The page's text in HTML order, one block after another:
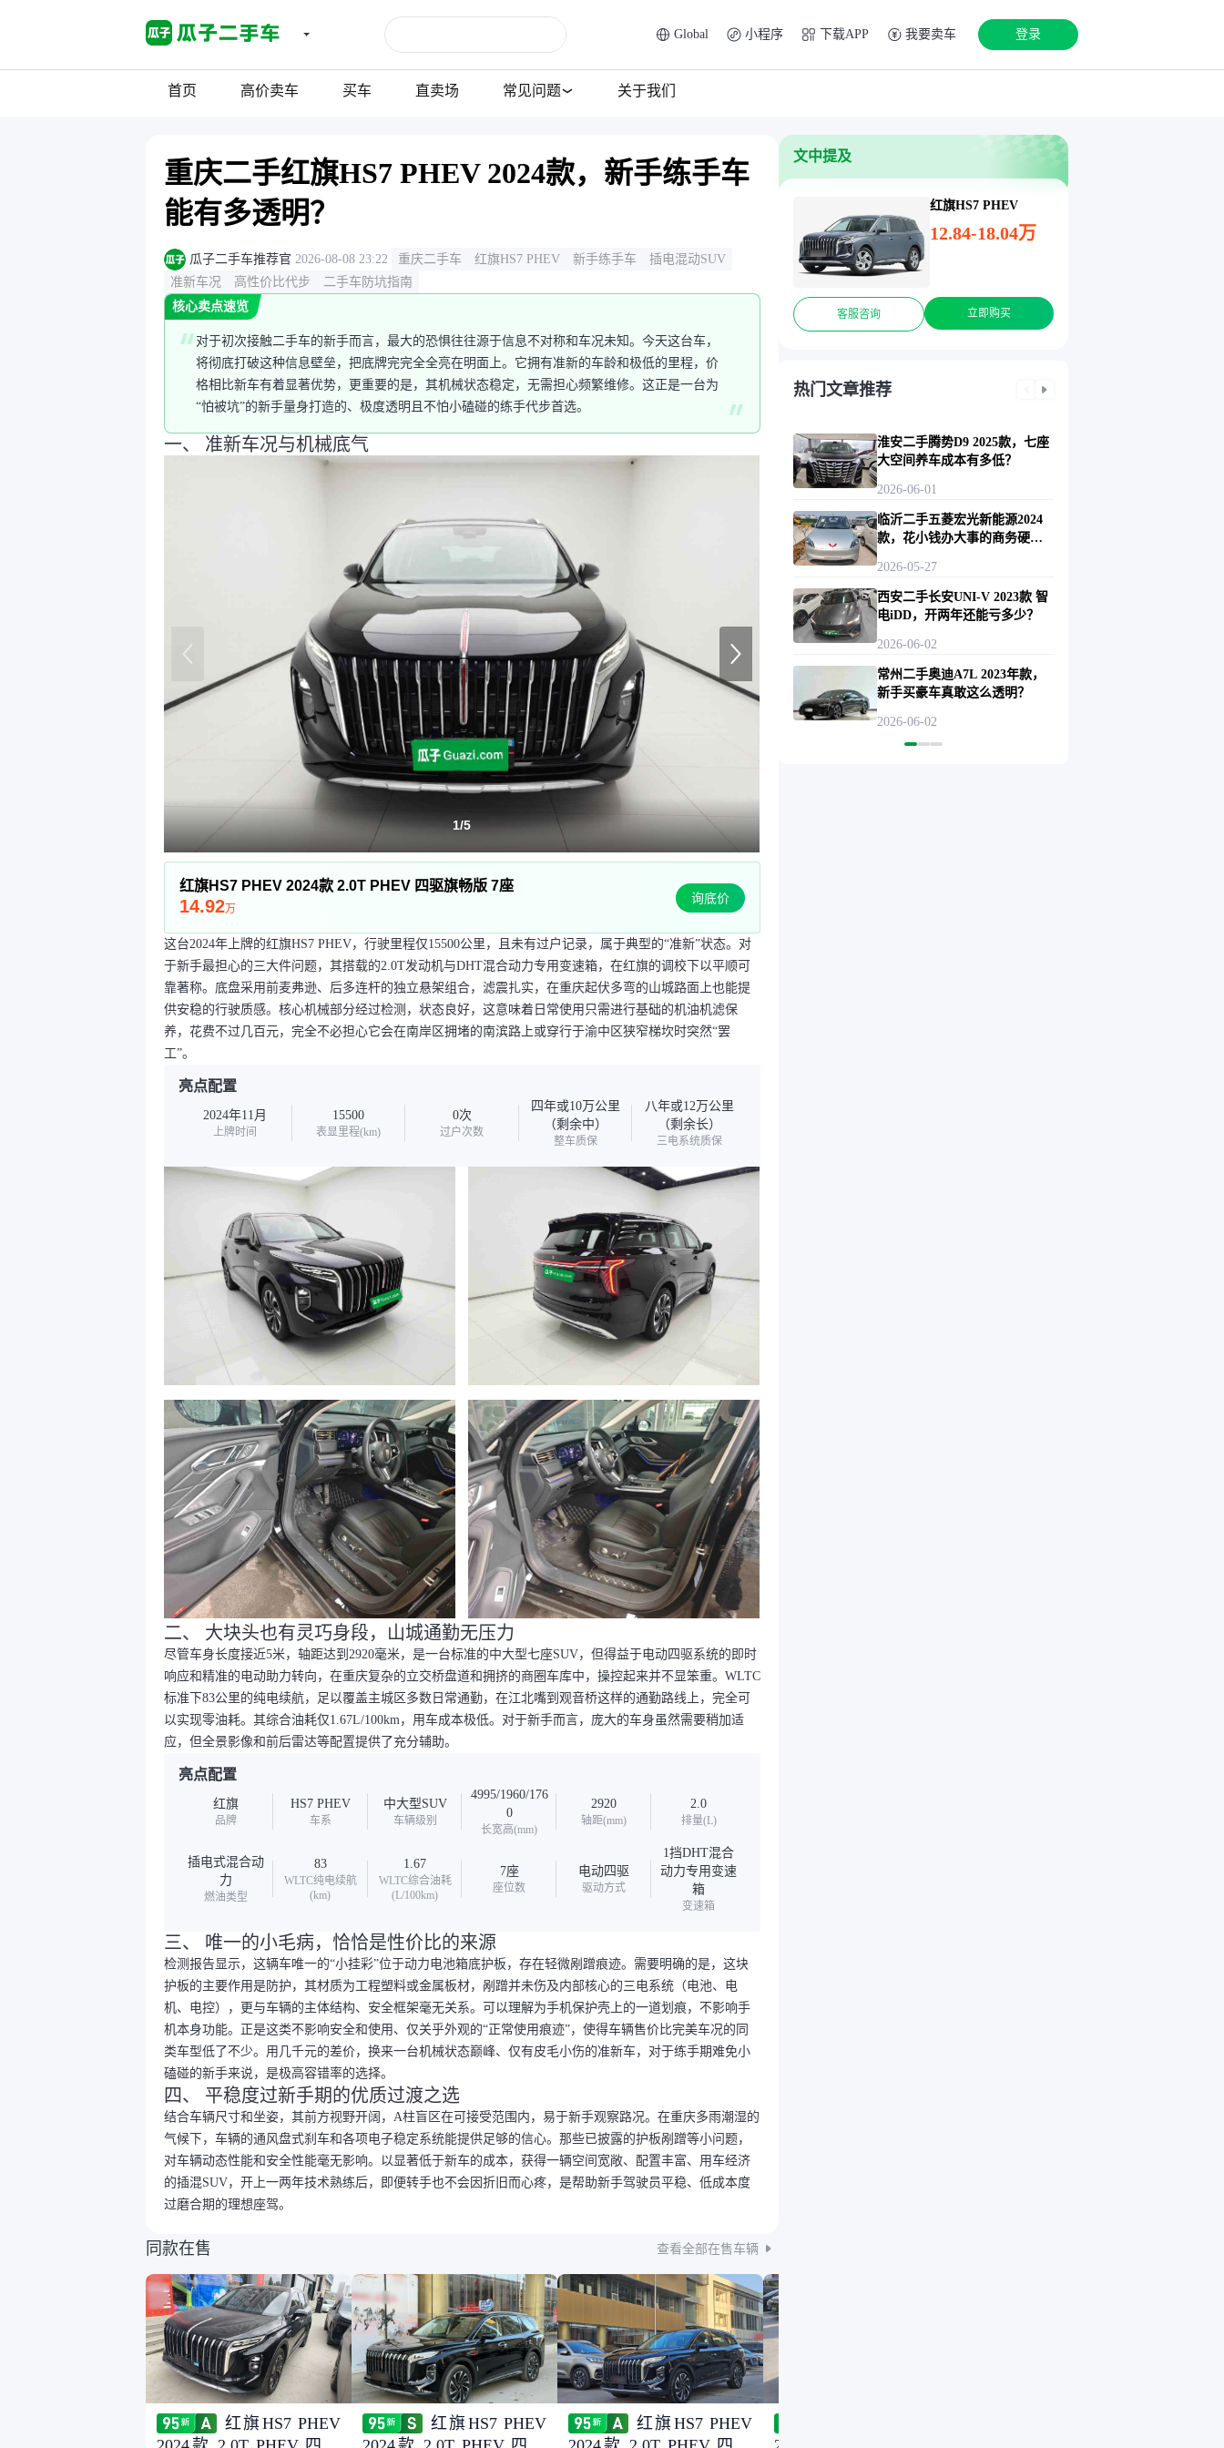
Global 小程序 下载APP 我要卖车 登录
首页 高价卖车 买车 直卖场 常见问题 关于我们
重庆二手红旗HS7 PHEV 2024款，新手练手车
能有多透明？
瓜子二手车推荐官 2026-08-08 23:22 重庆二手车 红旗HS7 PHEV 新手练手车
插电混动SUV
准新车况
高性价比代步
二手车防坑指南
核心卖点速览
对于初次接触二手车的新手而言，最大的恐惧往往源于信息不对称和车况未知。今天这台车，
将彻底打破这种信息壁垒，把底牌完完全全亮在明面上。它拥有准新的车龄和极低的里程，价
格相比新车有着显著优势，更重要的是，其机械状态稳定，无需担心频繁维修。这正是一台为
“怕被坑”的新手量身打造的、极度透明且不怕小磕碰的练手代步首选。
一、 准新车况与机械底气
1/5
红旗HS7 PHEV 2024款 2.0T PHEV 四驱旗畅版 7座
14.92万
询底价
这台2024年上牌的红旗HS7 PHEV，行驶里程仅15500公里，且未有过户记录，属于典型的“准新”状态。对
于新手最担心的三大件问题，其搭载的2.0T发动机与DHT混合动力专用变速箱，在红旗的调校下以平顺可
靠著称。底盘采用前麦弗逊、后多连杆的独立悬架组合，滤震扎实，在重庆起伏多弯的山城路面上也能提
供安稳的行驶质感。核心机械部分经过检测，状态良好，这意味着日常使用只需进行基础的机油机滤保
养，花费不过几百元，完全不必担心它会在南岸区拥堵的南滨路上或穿行于渝中区狭窄梯坎时突然“罢
工”。
亮点配置
2024年11月
上牌时间
15500
表显里程(km)
0次
过户次数
四年或10万公里
（剩余中）
整车质保
八年或12万公里
（剩余长）
三电系统质保
二、 大块头也有灵巧身段，山城通勤无压力
尽管车身长度接近5米，轴距达到2920毫米，是一台标准的中大型七座SUV，但得益于电动四驱系统的即时
响应和精准的电动助力转向，在重庆复杂的立交桥盘道和拥挤的商圈车库中，操控起来并不显笨重。WLTC
标准下83公里的纯电续航，足以覆盖主城区多数日常通勤，在江北嘴到观音桥这样的通勤路线上，完全可
以实现零油耗。其综合油耗仅1.67L/100km，用车成本极低。对于新手而言，庞大的车身虽然需要稍加适
应，但全景影像和前后雷达等配置提供了充分辅助。
亮点配置
红旗
品牌
HS7 PHEV
车系
中大型SUV
车辆级别
4995/1960/176
0
长宽高(mm)
2920
轴距(mm)
2.0
排量(L)
插电式混合动
力
燃油类型
83
WLTC纯电续航
(km)
1.67
WLTC综合油耗
(L/100km)
7座
座位数
电动四驱
驱动方式
1挡DHT混合
动力专用变速
箱
变速箱
三、 唯一的小毛病，恰恰是性价比的来源
检测报告显示，这辆车唯一的“小挂彩”位于动力电池箱底护板，存在轻微剐蹭痕迹。需要明确的是，这块
护板的主要作用是防护，其材质为工程塑料或金属板材，剐蹭并未伤及内部核心的三电系统（电池、电
机、电控），更与车辆的主体结构、安全框架毫无关系。可以理解为手机保护壳上的一道划痕，不影响手
机本身功能。正是这类不影响安全和使用、仅关乎外观的“正常使用痕迹”，使得车辆售价比完美车况的同
类车型低了不少。用几千元的差价，换来一台机械状态巅峰、仅有皮毛小伤的准新车，对于练手期难免小
磕碰的新手来说，是极高容错率的选择。
四、 平稳度过新手期的优质过渡之选
结合车辆尺寸和坐姿，其前方视野开阔，A柱盲区在可接受范围内，易于新手观察路况。在重庆多雨潮湿的
气候下，车辆的通风盘式刹车和各项电子稳定系统能提供足够的信心。那些已披露的护板剐蹭等小问题，
对车辆动态性能和安全性能毫无影响。以显著低于新车的成本，获得一辆空间宽敞、配置丰富、用车经济
的插混SUV，开上一两年技术熟练后，即便转手也不会因折旧而心疼，是帮助新手驾驶员平稳、低成本度
过磨合期的理想座驾。
同款在售 查看全部在售车辆
红旗HS7 PHEV
红旗HS7 PHEV
红旗HS7 PHEV
文中提及
红旗HS7 PHEV
12.84-18.04万
客服咨询 立即购买
热门文章推荐
淮安二手腾势D9 2025款，七座
大空间养车成本有多低？
2026-06-01
临沂二手五菱宏光新能源2024
款，花小钱办大事的商务硬通
2026-05-27
西安二手长安UNI-V 2023款 智
电iDD，开两年还能亏多少？
2026-06-02
常州二手奥迪A7L 2023年款，
新手买豪车真敢这么透明？
2026-06-02